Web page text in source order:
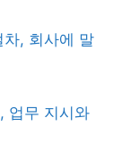
, 회사에 말
업무 지시와